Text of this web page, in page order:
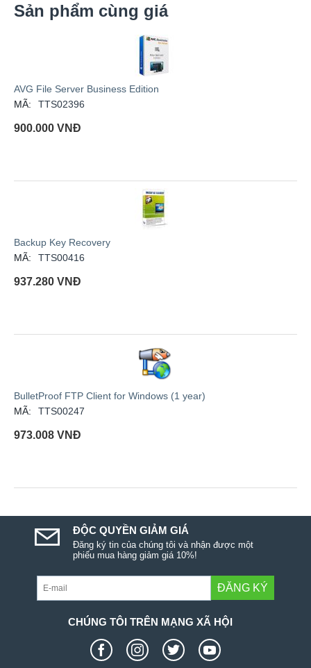
Sản phẩm cùng giá
AVG File Server Business Edition
MÃ:
TTS02396
900.000 VNĐ
Backup Key Recovery
MÃ:
TTS00416
937.280 VNĐ
BulletProof FTP Client for Windows (1 year)
MÃ:
TTS00247
973.008 VNĐ
ĐỘC QUYỀN GIẢM GIÁ
Đăng ký tin của chúng tôi và nhận được một
phiếu mua hàng giảm giá 10%!
ĐĂNG KÝ
CHÚNG TÔI TRÊN MẠNG XÃ HỘI